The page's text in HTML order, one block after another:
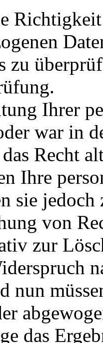
zu
Ihrer
war in
Recht
Ihre
sie
von
zur
nun
das